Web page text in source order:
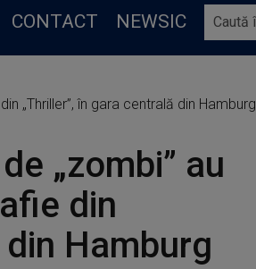
CONTACT NEWSIC
„Thriller”, în gara centrală din Hamburg
„zombi” au
din
Hamburg